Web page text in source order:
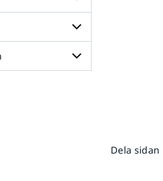
för
Radar
och
satellit
Undersidor
för
Väder
till
havs
Undersidor
för
Dela sidan